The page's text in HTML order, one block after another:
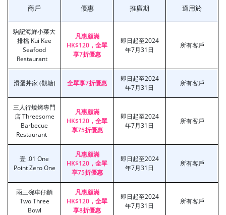
商戶 優惠 推廣期 適用於
駒記海鮮小菜大
排檔 Kui Kee
Seafood
Restaurant
凡惠顧滿
HK$120，全單
享7折優惠
即日起至2024
年7月31日
所有客戶
滑蛋丼家 (觀塘) 全單享7折優惠
即日起至2024
年7月31日
所有客戶
三人行燒烤專門
店 Threesome
Barbecue
Restaurant
凡惠顧滿
HK$120，全單
享75折優惠
即日起至2024
年7月31日
所有客戶
壹 .01 One
Point Zero One
凡惠顧滿
HK$120，全單
享75折優惠
即日起至2024
年7月31日
所有客戶
兩三碗車仔麵
Two Three
Bowl
凡惠顧滿
HK$120，全單
享8折優惠
即日起至2024
年7月31日
所有客戶